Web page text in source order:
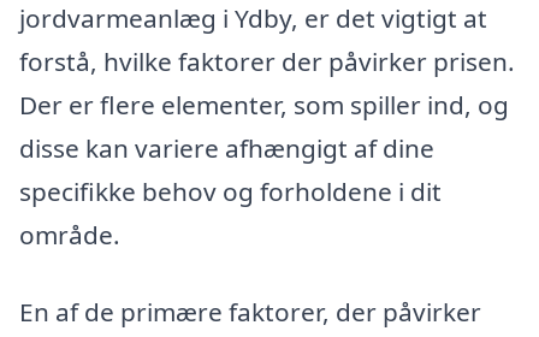
jordvarmeanlæg i Ydby, er det vigtigt at
forstå, hvilke faktorer der påvirker prisen.
Der er flere elementer, som spiller ind, og
disse kan variere afhængigt af dine
specifikke behov og forholdene i dit
område.
En af de primære faktorer, der påvirker